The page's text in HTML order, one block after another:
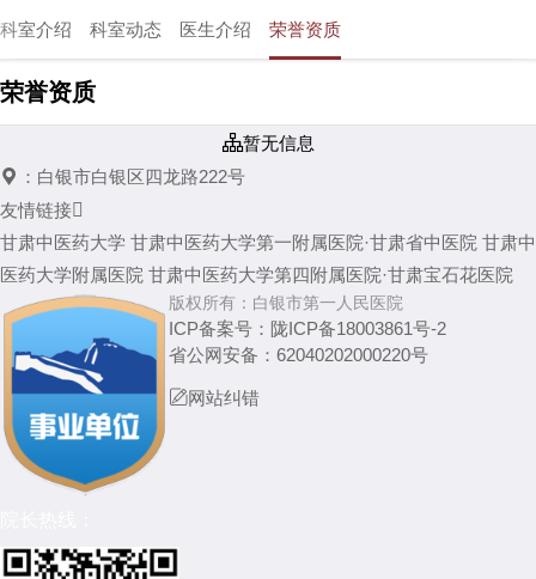
科室介绍 科室动态 医生介绍 荣誉资质
荣誉资质
暂无信息
 ： 白银市白银区四龙路222号
友情链接
甘肃中医药大学 甘肃中医药大学第一附属医院·甘肃省中医院 甘肃中
医药大学附属医院 甘肃中医药大学第四附属医院·甘肃宝石花医院
版权所有： 白银市第一人民医院
ICP备案号： 陇ICP备18003861号-2
省公网安备： 62040202000220号
网站纠错